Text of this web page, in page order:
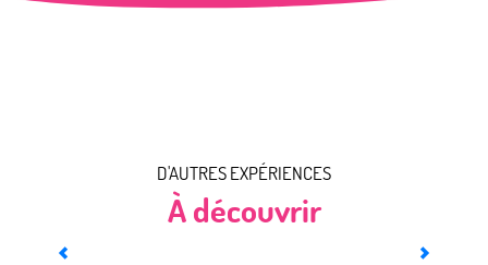
D'AUTRES EXPÉRIENCES
À découvrir